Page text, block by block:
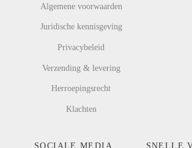
Algemene voorwaarden
Juridische kennisgeving
Privacybeleid
Verzending & levering
Herroepingsrecht
Klachten
SOCIALE MEDIA SNELLE